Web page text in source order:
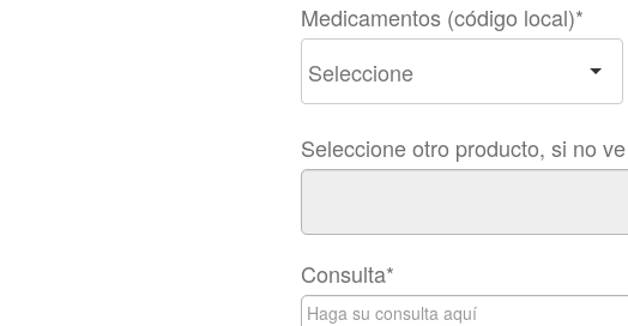
Medicamentos (código local)*
Seleccione otro producto, si no
Consulta*